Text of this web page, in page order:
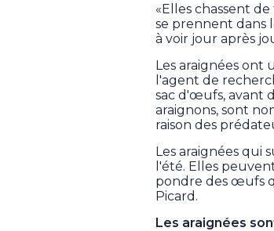
«Elles chassent
se prennent dans
à voir jour après
Les araignées ont
l'agent de
sac d'œufs, avant
araignons, sont
raison des
Les araignées
l'été. Elles
pondre des œufs
Picard.
Les araignées